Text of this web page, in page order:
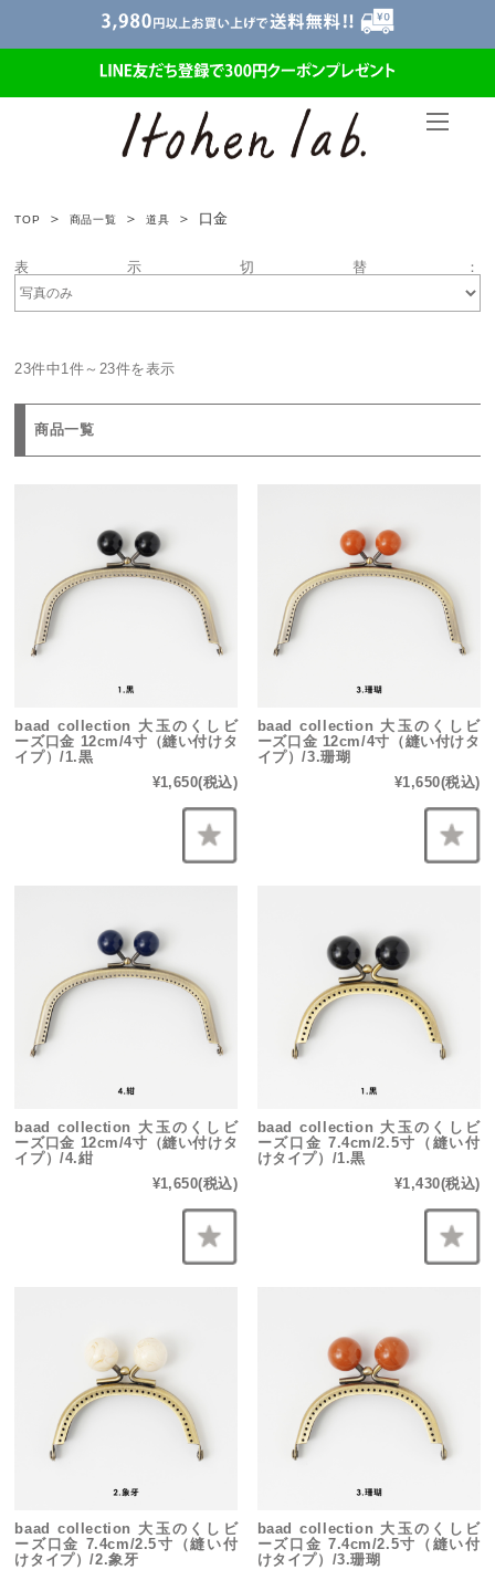
TOP 商品一覧 道具 口金
表示切替：
23件中1件～23件を表示
商品一覧
baad collection 大玉のくしビ
ーズ口金 12cm/4寸（縫い付けタ
イプ）/1.黒
¥1,650(税込)
baad collection 大玉のくしビ
ーズ口金 12cm/4寸（縫い付けタ
イプ）/3.珊瑚
¥1,650(税込)
baad collection 大玉のくしビ
ーズ口金 12cm/4寸（縫い付けタ
イプ）/4.紺
¥1,650(税込)
baad collection 大玉のくしビ
ーズ口金 7.4cm/2.5寸（縫い付
けタイプ）/1.黒
¥1,430(税込)
baad collection 大玉のくしビ
ーズ口金 7.4cm/2.5寸（縫い付
けタイプ）/2.象牙
baad collection 大玉のくしビ
ーズ口金 7.4cm/2.5寸（縫い付
けタイプ）/3.珊瑚